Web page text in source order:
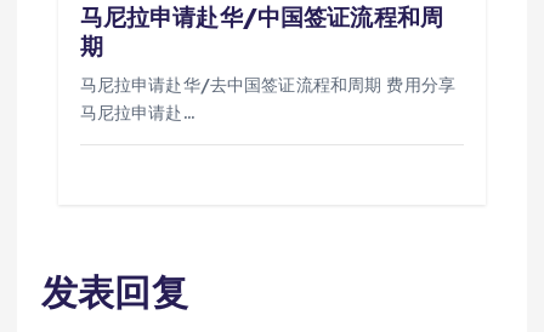
马尼拉申请赴华/中国签证流程和周
期
马尼拉申请赴华/去中国签证流程和周期 费用分享
马尼拉申请赴…
发表回复